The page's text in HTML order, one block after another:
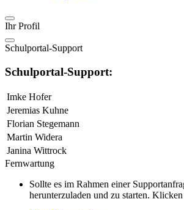
Ihr Profil
Schulportal-Support
Schulportal-Support:
Imke Hofer
Jeremias Kuhne
Florian Stegemann
Martin Widera
Janina Wittrock
Fernwartung
Sollte es im Rahmen einer
herunterzuladen und zu starten.